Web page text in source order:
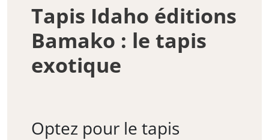
Tapis Idaho éditions
Bamako : le tapis
exotique
Optez pour le tapis